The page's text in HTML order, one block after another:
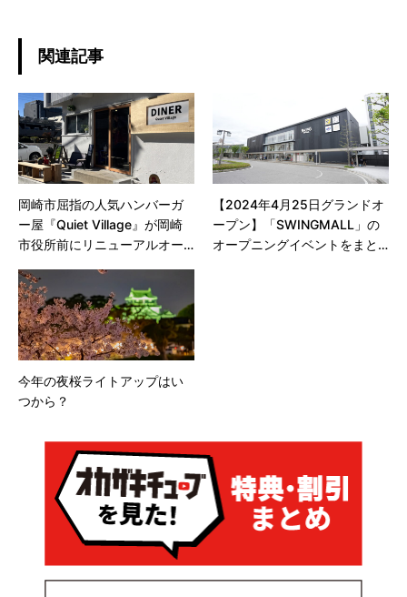
関連記事
岡崎市屈指の人気ハンバーガ
ー屋『Quiet Village』が岡崎
市役所前にリニューアルオー
【2024年4月25日グランドオ
ープン】「SWINGMALL」の
オープニングイベントをまと
今年の夜桜ライトアップはい
つから？